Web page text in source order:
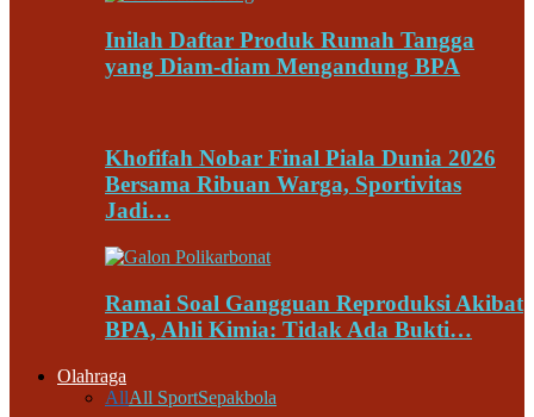
Inilah Daftar Produk Rumah Tangga
yang Diam-diam Mengandung BPA
Khofifah Nobar Final Piala Dunia 2026
Bersama Ribuan Warga, Sportivitas
Jadi…
Ramai Soal Gangguan Reproduksi Akibat
BPA, Ahli Kimia: Tidak Ada Bukti…
Olahraga
AllAll SportSepakbola